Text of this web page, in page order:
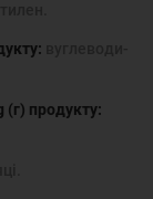
(г) продукту: